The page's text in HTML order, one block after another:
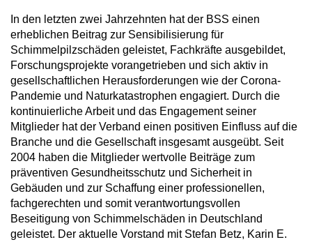
In den letzten zwei Jahrzehnten hat der BSS einen
erheblichen Beitrag zur Sensibilisierung für
Schimmelpilzschäden geleistet, Fachkräfte ausgebildet,
Forschungsprojekte vorangetrieben und sich aktiv in
gesellschaftlichen Herausforderungen wie der Corona-
Pandemie und Naturkatastrophen engagiert. Durch die
kontinuierliche Arbeit und das Engagement seiner
Mitglieder hat der Verband einen positiven Einfluss auf die
Branche und die Gesellschaft insgesamt ausgeübt. Seit
2004 haben die Mitglieder wertvolle Beiträge zum
präventiven Gesundheitsschutz und Sicherheit in
Gebäuden und zur Schaffung einer professionellen,
fachgerechten und somit verantwortungsvollen
Beseitigung von Schimmelschäden in Deutschland
geleistet. Der aktuelle Vorstand mit Stefan Betz, Karin E.